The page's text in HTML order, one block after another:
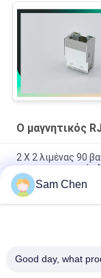
Ο μαγνητικός
2 X 2 λιμένας 90
μετασχηματιστής
PBT Ethernet RJ45
Mbps 10/100/1000
90 βαθμός ο
Sam Chen
Good day, what